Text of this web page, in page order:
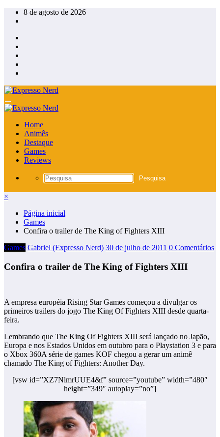
Pular
para
conteúdo
8 de agosto de 2026
Home
Animês
Destaque
Games
Reviews
×
Página inicial
Games
Confira o trailer de The King of Fighters XIII
Games Gabriel (Expresso Nerd) 30 de julho de 2011 0 Comentários
Confira o trailer de The King of Fighters XIII
A empresa européia Rising Star Games começou a divulgar os
primeiros trailers do jogo The King Of Fighters XIII desde quarta-
feira.
Lembrando que The King Of Fighters XIII será lançado no Japão,
Europa e nos Estados Unidos em outubro para o Playstation 3 e para
o Xbox 360A série de games KOF chegou a gerar um animê
chamado The King of Fighters: Another Day.
[vsw id=”XZ7NlmrUUE4&f” source=”youtube” width=”480″
height=”349″ autoplay=”no”]